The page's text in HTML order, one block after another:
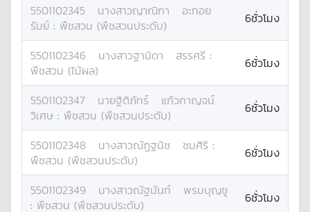
5501102345 นางสาวญาณิกา
อะทอย
รัมย์ : พืชสวน (พืชสวนประดับ) 6ชั่วโมง
5501102346 นางสาวฐานิดา สรรศรี :
พืชสวน (ไม้ผล)
6ชั่วโมง
5501102347 นายฐิติภัทร์
แก้วกาญจน์
วิเศษ : พืชสวน (พืชสวนประดับ) 6ชั่วโมง
5501102348 นางสาวณัฏฐนิช ชมศิริ :
พืชสวน (พืชสวนประดับ)
6ชั่วโมง
5501102349 นางสาวณัฐนันท์
พรมบุญชู
: พืชสวน (พืชสวนประดับ) 6ชั่วโมง